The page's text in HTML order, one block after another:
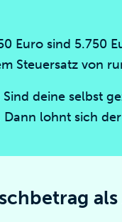
Euro sind 5.750
Steuersatz von
deine selbst
lohnt sich